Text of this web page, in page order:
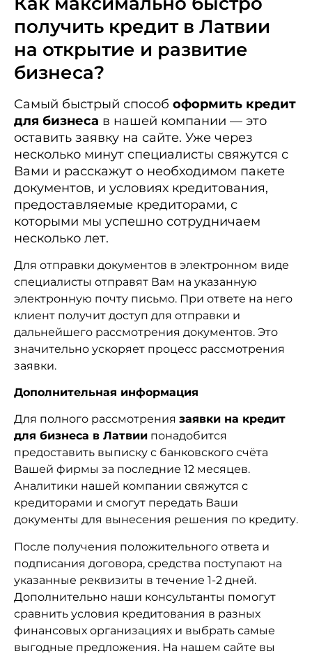
получить кредит в Латвии
на открытие и развитие
бизнеса?
Самый быстрый способ оформить кредит
для бизнеса в нашей компании — это
оставить заявку на сайте. Уже через
несколько минут специалисты свяжутся с
Вами и расскажут о необходимом пакете
документов, и условиях кредитования,
предоставляемые кредиторами, с
которыми мы успешно сотрудничаем
несколько лет.
Для отправки документов в электронном виде
специалисты отправят Вам на указанную
электронную почту письмо. При ответе на него
клиент получит доступ для отправки и
дальнейшего рассмотрения документов. Это
значительно ускоряет процесс рассмотрения
заявки.
Дополнительная информация
Для полного рассмотрения заявки на кредит
для бизнеса в Латвии понадобится
предоставить выписку с банковского счёта
Вашей фирмы за последние 12 месяцев.
Аналитики нашей компании свяжутся с
кредиторами и смогут передать Ваши
документы для вынесения решения по кредиту.
После получения положительного ответа и
подписания договора, средства поступают на
указанные реквизиты в течение 1-2 дней.
Дополнительно наши консультанты помогут
сравнить условия кредитования в разных
финансовых организациях и выбрать самые
выгодные предложения. На нашем сайте вы